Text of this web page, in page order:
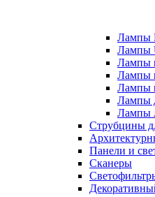
Лампы
Лампы
Лампы
Лампы
Лампы
Лампы
Лампы
Струбцины
Панели и
Сканеры